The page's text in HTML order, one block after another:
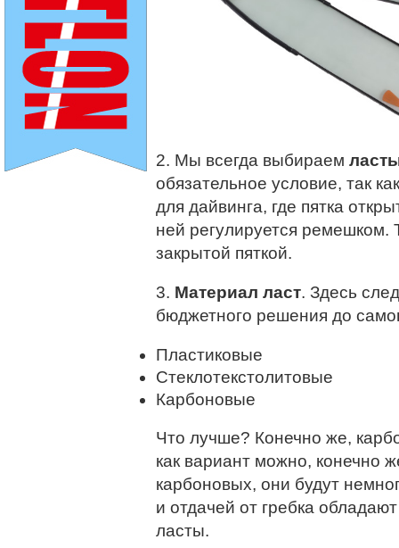
2. Мы всегда выбираем
обязательное условие, так
для дайвинга, где пятка
ней регулируется ремешком.
закрытой пяткой.
3. Материал ласт. Здесь
бюджетного решения до
Пластиковые
Стеклотекстолитовые
Карбоновые
Что лучше? Конечно же,
как вариант можно, конечно
карбоновых, они будут
и отдачей от гребка
ласты.